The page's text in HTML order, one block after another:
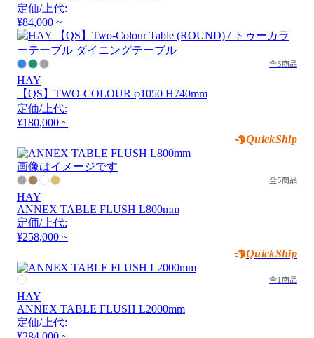
定価/上代:
¥84,000 ~
全5商品
HAY
【QS】TWO-COLOUR φ1050 H740mm
定価/上代:
¥180,000 ~
QuickShip
画像はイメージです
全5商品
HAY
ANNEX TABLE FLUSH L800mm
定価/上代:
¥258,000 ~
QuickShip
全1商品
HAY
ANNEX TABLE FLUSH L2000mm
定価/上代: